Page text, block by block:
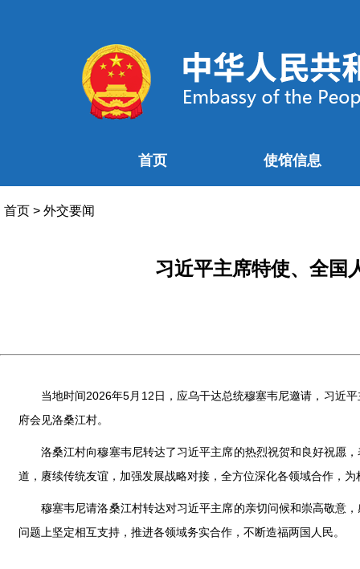
首页 使馆信息
首页 > 外交要闻
习近平主席特使、全国
当地时间2026年5月12日，应乌干达总统穆塞韦尼邀请，习近
府会见洛桑江村。
洛桑江村向穆塞韦尼转达了习近平主席的热烈祝贺和良好祝愿
道，赓续传统友谊，加强发展战略对接，全方位深化各领域合作，
穆塞韦尼请洛桑江村转达对习近平主席的亲切问候和崇高敬意
问题上坚定相互支持，推进各领域务实合作，不断造福两国人民。